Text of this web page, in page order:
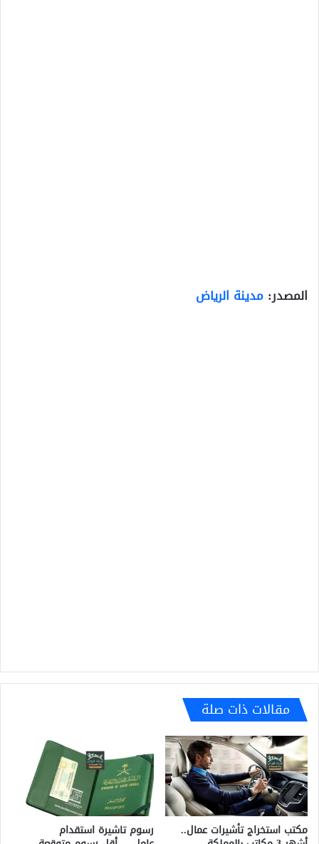
المصدر: مدينة الرياض
مقالات ذات صلة
مكتب استخراج تأشيرات عمال.. رسوم تاشيرة استقدام